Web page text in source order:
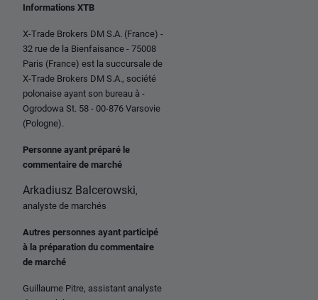
Informations XTB
X-Trade Brokers DM S.A. (France) -
32 rue de la Bienfaisance - 75008
Paris (France) est la succursale de
X-Trade Brokers DM S.A., société
polonaise ayant son bureau à -
Ogrodowa St. 58 - 00-876 Varsovie
(Pologne).
Personne ayant préparé le
commentaire de marché
Arkadiusz Balcerowski,
analyste de marchés
Autres personnes ayant participé
à la préparation du commentaire
de marché
Guillaume Pitre, assistant analyste